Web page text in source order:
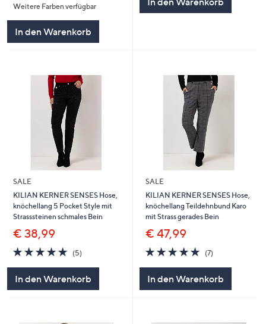
5
Weitere Farben verfügbar
In den Warenkorb
SALE
KILIAN KERNER SENSES Hose,
knöchellang 5 Pocket Style mit
Strasssteinen schmales Bein
€ 38,99
5.0
von
5
(5)
In den Warenkorb
SALE
KILIAN KERNER SENSES Hose,
knöchellang Teildehnbund Karo
mit Strass gerades Bein
€ 47,99
5.0
von
(7)7
In den Warenkorb